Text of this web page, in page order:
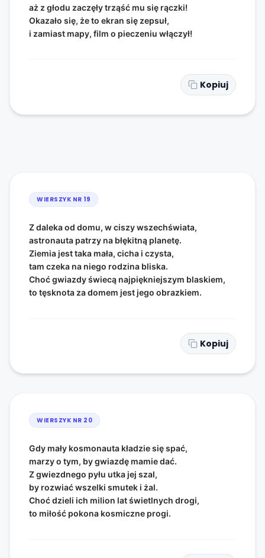
aż z głodu zaczęły trząść mu się rączki!
Okazało się, że to ekran się zepsuł,
i zamiast mapy, film o pieczeniu włączył!
Kopiuj
WIERSZYK NR 19
Z daleka od domu, w ciszy wszechświata,
astronauta patrzy na błękitną planetę.
Ziemia jest taka mała, cicha i czysta,
tam czeka na niego rodzina bliska.
Choć gwiazdy świecą najpiękniejszym blaskiem,
to tęsknota za domem jest jego obrazkiem.
Kopiuj
WIERSZYK NR 20
Gdy mały kosmonauta kładzie się spać,
marzy o tym, by gwiazdę mamie dać.
Z gwiezdnego pyłu utka jej szal,
by rozwiać wszelki smutek i żal.
Choć dzieli ich milion lat świetlnych drogi,
to miłość pokona kosmiczne progi.